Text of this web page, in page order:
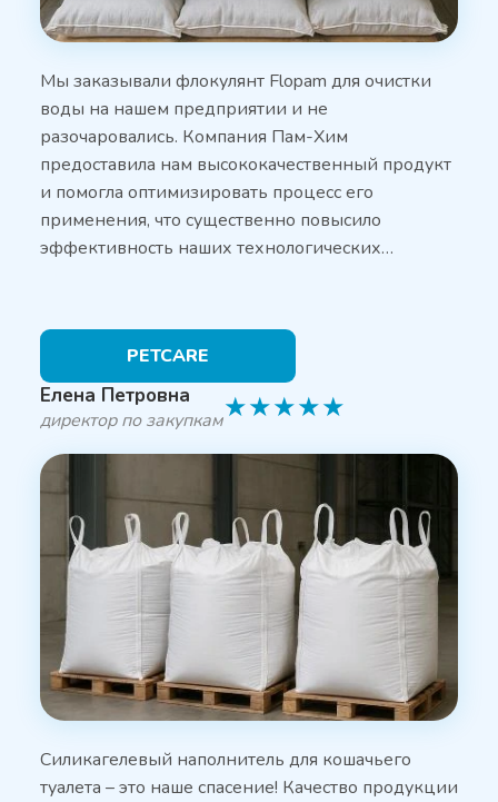
Мы заказывали флокулянт Flopam для очистки
воды на нашем предприятии и не
разочаровались. Компания Пам-Хим
предоставила нам высококачественный продукт
и помогла оптимизировать процесс его
применения, что существенно повысило
эффективность наших технологических…
PETCARE
Елена Петровна
директор по закупкам★★★★★
Силикагелевый наполнитель для кошачьего
туалета – это наше спасение! Качество продукции